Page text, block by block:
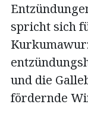
spricht sich
und die
fördernde